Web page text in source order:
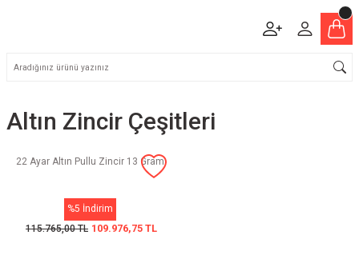
Altın Zincir Çeşitleri
22 Ayar Altın Pullu Zincir 13 Gram
%5 İndirim
115.765,00 TL 109.976,75 TL